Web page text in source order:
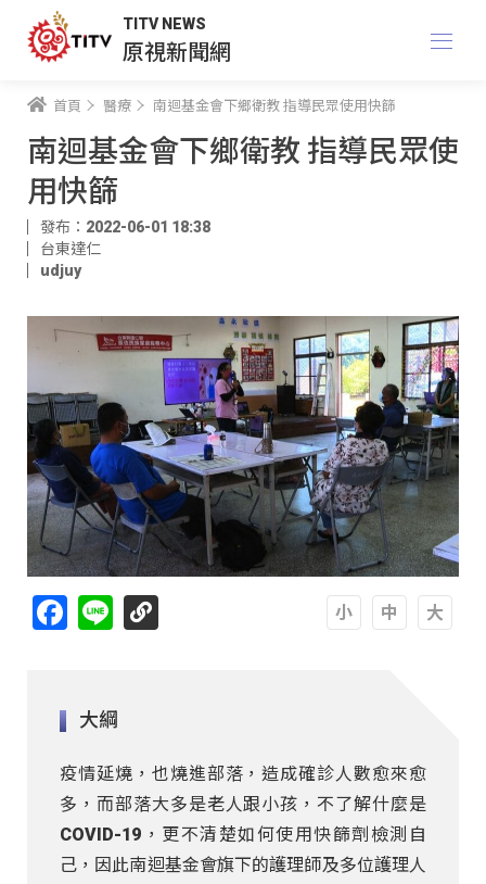
TITV NEWS
原視新聞網
首頁 醫療 南迴基金會下鄉衛教 指導民眾使用快篩
南迴基金會下鄉衛教 指導民眾使
用快篩
發布：2022-06-01 18:38
台東達仁
udjuy
Facebook
Line
大綱
疫情延燒，也燒進部落，造成確診人數愈來愈
多，而部落大多是老人跟小孩，不了解什麼是
COVID-19，更不清楚如何使用快篩劑檢測自
己，因此南迴基金會旗下的護理師及多位護理人